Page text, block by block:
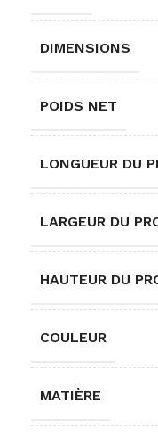
DIMENSIONS
POIDS NET
LONGUEUR DU
LARGEUR DU
HAUTEUR DU
COULEUR
MATIÈRE